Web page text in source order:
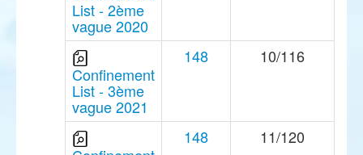
List - 2ème
vague 2020
Confinement
List - 3ème
vague 2021
148 10/116
148 11/120